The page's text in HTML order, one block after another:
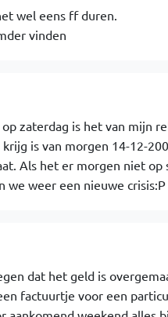
wel eens ff duren.
vinden
zaterdag is het van mijn
is van morgen 14-12-
Als het er morgen niet op
we weer een nieuwe
dat het geld is
factuurtje voor een